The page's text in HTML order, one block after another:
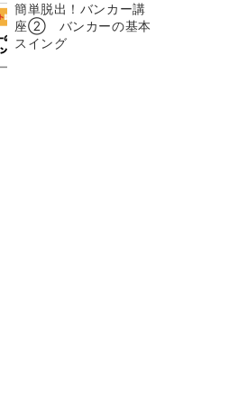
簡単脱出！バンカー講
座② バンカーの基本
スイング